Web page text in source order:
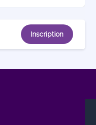
Inscription